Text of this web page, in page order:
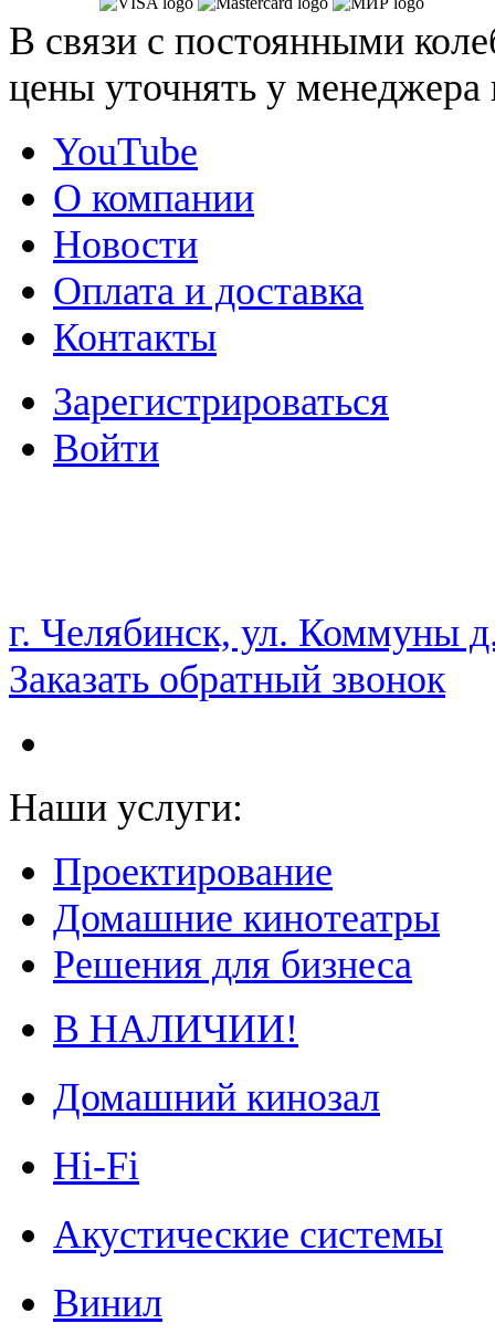
В связи с постоянными
цены уточнять у
YouTube
О компании
Новости
Оплата и доставка
Контакты
Зарегистрироваться
Войти
НАМ ДОВЕРЯЮТ С 2003 ГОДА
г. Челябинск, ул. Коммуны
Заказать обратный звонок
Наши услуги:
Проектирование
Домашние кинотеатры
Решения для бизнеса
В НАЛИЧИИ!
Домашний кинозал
Hi-Fi
Акустические системы
Винил